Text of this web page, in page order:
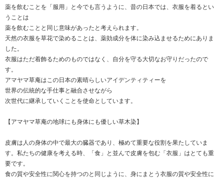
薬を飲むことを「服用」と今でも言うように、昔の日本では、衣服を着るとい
うことは
薬を飲むことと同じ意味があったと考えられます。
天然の衣服を草花で染めることは、薬効成分を体に染み込ませるためにありま
した。
衣服はただ着飾るためのものではなく、自分を守る大切なお守りだったので
す。
アマヤマ草庵はこの日本の素晴らしいアイデンティティーを
世界の伝統的な手仕事と融合させながら
次世代に継承していくことを使命としています。
【アマヤマ草庵の地球にも身体にも優しい草木染】
皮膚は人の身体の中で最大の臓器であり、極めて重要な役割を果たしていま
す。私たちの健康を考える時、「食」と並んで皮膚を包む「衣服」はとても重
要です。
食の質や安全性に関心を持つのと同じように、身にまとう衣服の質や安全性に